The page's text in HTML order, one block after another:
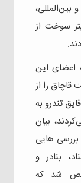
از ۲ میلیون لیتر سوخت از
اعضای این
قاچاق را از
تندرو به
بیان
هایی
بنادر و
شد که